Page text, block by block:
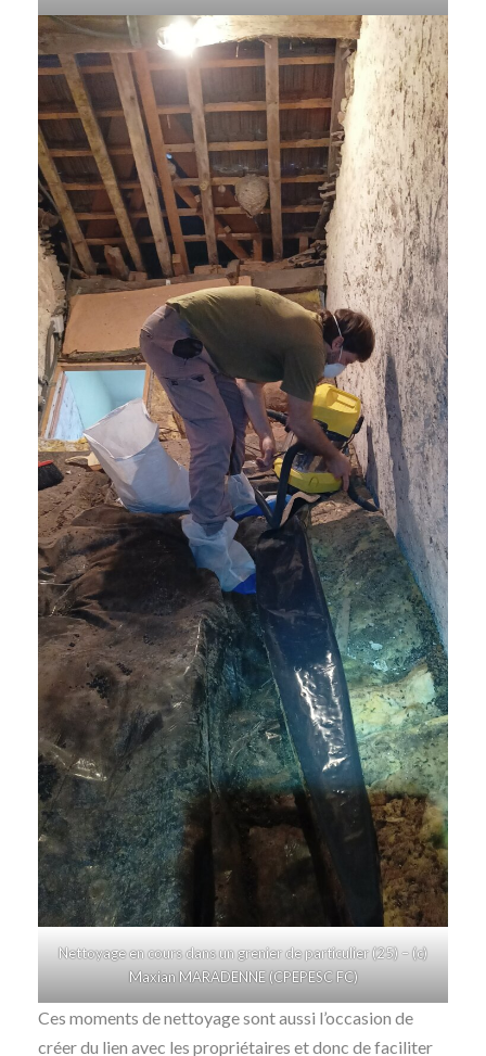
Nettoyage en cours dans un grenier de particulier (25) – (c)
Maxian MARADENNE (CPEPESC FC)
Ces moments de nettoyage sont aussi l’occasion de
créer du lien avec les propriétaires et donc de faciliter